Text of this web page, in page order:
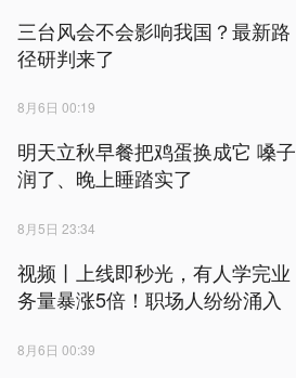
三台风会不会影响我国？最新路
径研判来了
8月6日 00:19
明天立秋早餐把鸡蛋换成它 嗓子
润了、晚上睡踏实了
8月5日 23:34
视频丨上线即秒光，有人学完业
务量暴涨5倍！职场人纷纷涌入
8月6日 00:39